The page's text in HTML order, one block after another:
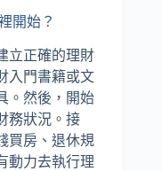
開始？
立正確的理財
入門書籍或文
。然後，開始
務狀況。接
買房、退休規
動力去執行理